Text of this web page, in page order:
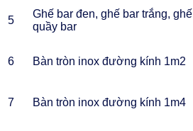
5
Ghế bar đen, ghế bar trắng, ghế
quầy bar
6 Bàn tròn inox đường kính 1m2
7 Bàn tròn inox đường kính 1m4